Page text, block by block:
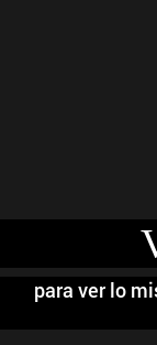
para ver lo